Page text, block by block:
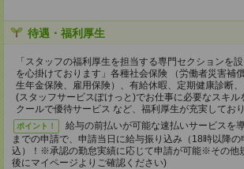
待遇・福利厚生
「スタッフの福利厚生を担当する専門セクションを
を心掛けております」各種社会保険 （労働者災害補
生年金保険、雇用保険）、有給休暇、定期健康診断
(スタッフサービスぽけっと)でお仕事に必要なスキル
クールで優待サービス など、福利厚生が充実しており
ポイント！
給与の前払いが可能な速払いサービスを
までの申請で、申請当日に給与振り込み（18時以降
込）！※承認の勤怠実績に応じて申請が可能※その他
後にマイページよりご確認ください)